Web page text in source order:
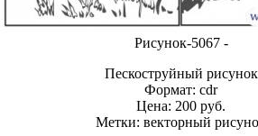
Рисунок-5067 -
Пескоструйный рисунок
Формат: cdr
Цена: 200 руб.
Метки: векторный